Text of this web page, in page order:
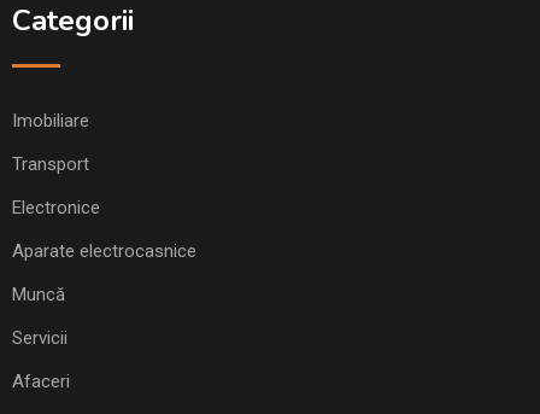
Categorii
Imobiliare
Transport
Electronice
Aparate electrocasnice
Muncă
Servicii
Afaceri